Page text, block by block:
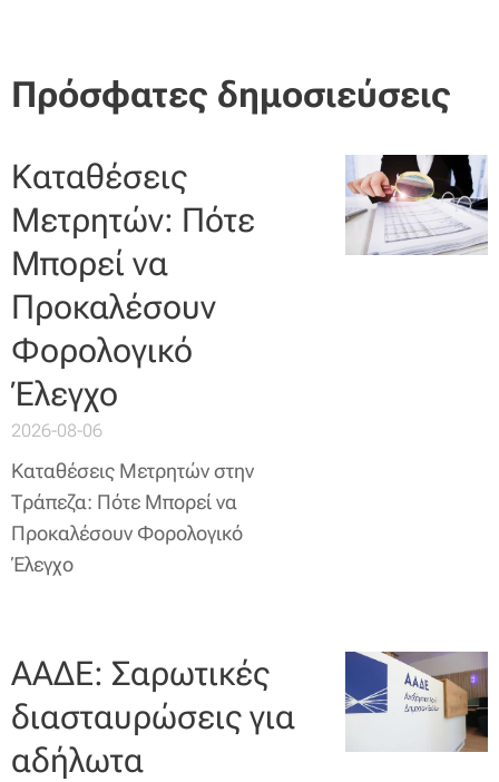
Πρόσφατες δημοσιεύσεις
Καταθέσεις
Μετρητών: Πότε
Μπορεί να
Προκαλέσουν
Φορολογικό
Έλεγχο
2026-08-06
Καταθέσεις Μετρητών στην
Τράπεζα: Πότε Μπορεί να
Προκαλέσουν Φορολογικό
Έλεγχο
ΑΑΔΕ: Σαρωτικές
διασταυρώσεις για
αδήλωτα